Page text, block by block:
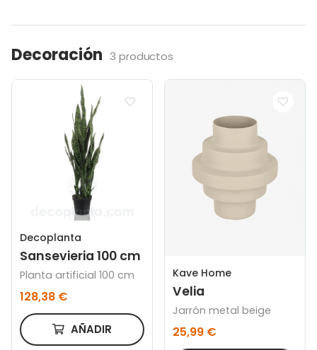
Decoración 3 productos
Decoplanta
Sansevieria 100 cm
Planta artificial 100 cm
128,38 €
AÑADIR
Kave Home
Velia
Jarrón metal beige
25,99 €